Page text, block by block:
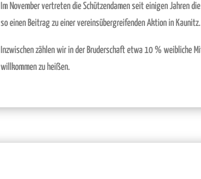
Im November vertreten die Schützendamen seit einigen Jahren
so einen Beitrag zu einer vereinsübergreifenden Aktion in Kaunitz.
Inzwischen zählen wir in der Bruderschaft etwa 10 % weibliche
willkommen zu heißen.